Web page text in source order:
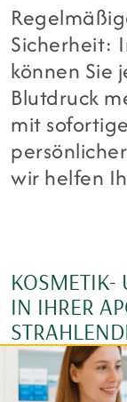
Sicherheit:
können Sie
Blutdruck
mit
wir helfen
KOSMETIK-
IN IHRER